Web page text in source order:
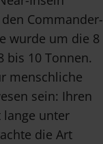
Commander-
wurde um die 8
bis 10 Tonnen.
menschliche
sein: Ihren
lange unter
die Art